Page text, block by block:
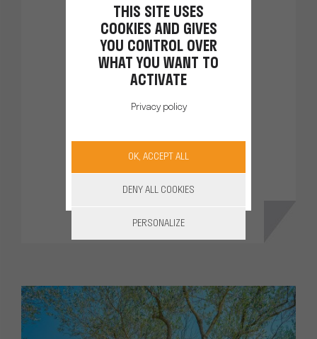
Bineuse Sarcleuse
CULTIVION
La bineuse-sarcleuse électrique
DISCOVER
THIS SITE USES
COOKIES AND GIVES
YOU CONTROL OVER
WHAT YOU WANT TO
ACTIVATE
Privacy policy
OK, ACCEPT ALL
DENY ALL COOKIES
PERSONALIZE